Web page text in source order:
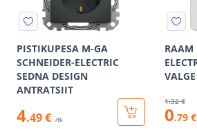
PISTIKUPESA M-GA
SCHNEIDER-ELECTRIC
SEDNA DESIGN
ANTRATSIIT
4.49 € /tk
RAAM
VALGE
1.32 €
0.79 €